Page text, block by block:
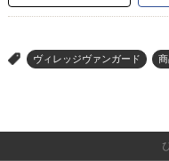
> ヴィレッジヴァンガード